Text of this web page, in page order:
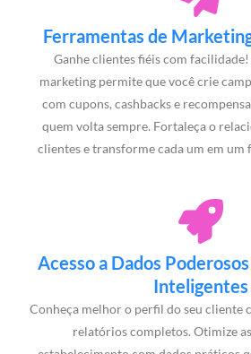
Ferramentas de
Ganhe clientes fiéis com
marketing permite que você crie
com cupons, cashbacks e
quem volta sempre. Fortaleça o
clientes e transforme cada um em um
Acesso a Dados
Inteligentes
Conheça melhor o perfil do seu cliente
relatórios completos. Otimize